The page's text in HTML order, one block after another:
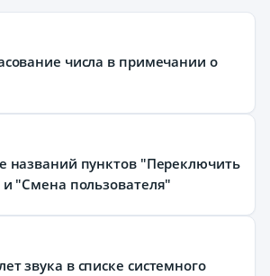
числа в примечании о
названий пунктов "Переключить
и "Смена пользователя"
звука в списке системного